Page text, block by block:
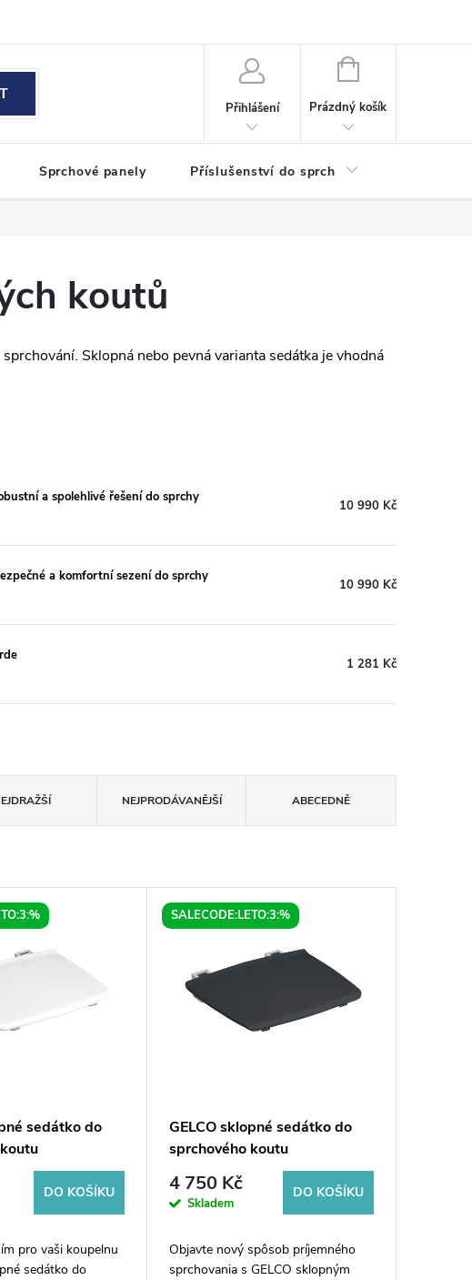
Přihlášení
NÁKUPNÍ
Prázdný košík
Sprchové panely Příslušenství do sprch
koutů
Sklopná nebo pevná varianta sedátka je vhodná
a spolehlivé řešení do sprchy
10 990 Kč
a komfortní sezení do sprchy
10 990 Kč
1 281 Kč
NEJPRODÁVANĚJŠÍ ABECEDNĚ
sedátko do
bílá
DO KOŠÍKU
pro vaši koupelnu
sedátko do
SALECODE:LETO:3:%
GELCO sklopné sedátko do
sprchového koutu
32,5x32,5cm, tmavě šedá
4 750 Kč
Skladem
DO KOŠÍKU
Objavte nový spôsob príjemného
sprchovania s GELCO sklopným